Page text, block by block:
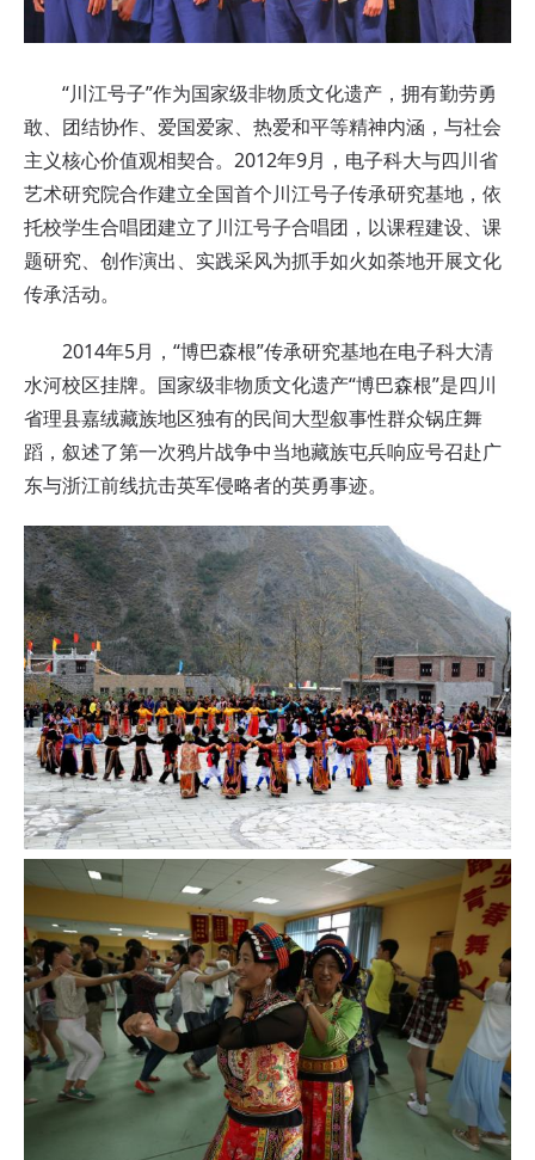
“川江号子”作为国家级非物质文化遗产，拥有勤劳勇
敢、团结协作、爱国爱家、热爱和平等精神内涵，与社会
主义核心价值观相契合。2012年9月，电子科大与四川省
艺术研究院合作建立全国首个川江号子传承研究基地，依
托校学生合唱团建立了川江号子合唱团，以课程建设、课
题研究、创作演出、实践采风为抓手如火如荼地开展文化
传承活动。
2014年5月，“博巴森根”传承研究基地在电子科大清
水河校区挂牌。国家级非物质文化遗产“博巴森根”是四川
省理县嘉绒藏族地区独有的民间大型叙事性群众锅庄舞
蹈，叙述了第一次鸦片战争中当地藏族屯兵响应号召赴广
东与浙江前线抗击英军侵略者的英勇事迹。